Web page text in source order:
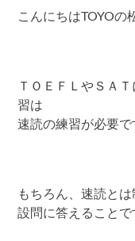
こんにちはTOYOの
ＴＯＥＦＬやＳＡ
習は
速読の練習が必要で
もちろん、速読と
設問に答えることで